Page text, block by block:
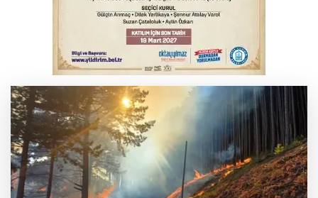
Serbest piyasada altın fiyatları...
YENİ Parti Genel Başkanı Özel'den
Çerçeve Yasa yorumu